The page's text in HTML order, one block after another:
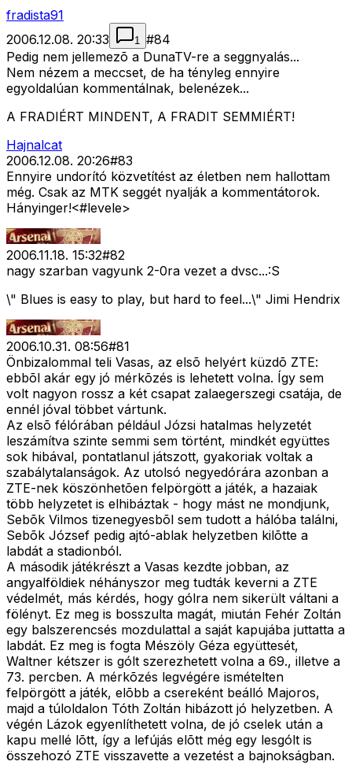
fradista91
2006.12.08. 20:33
1 #84
Pedig nem jellemezõ a DunaTV-re a seggnyalás...
Nem nézem a meccset, de ha tényleg ennyire
egyoldalúan kommentálnak, belenézek...
A FRADIÉRT MINDENT, A FRADIT SEMMIÉRT!
Hajnalcat
2006.12.08. 20:26#83
Ennyire undorító közvetítést az életben nem hallottam
még. Csak az MTK seggét nyalják a kommentátorok.
Hányinger!<#levele>
2006.11.18. 15:32#82
nagy szarban vagyunk 2-0ra vezet a dvsc...:S
\" Blues is easy to play, but hard to feel...\" Jimi Hendrix
2006.10.31. 08:56#81
Önbizalommal teli Vasas, az elsõ helyért küzdõ ZTE:
ebbõl akár egy jó mérkõzés is lehetett volna. Így sem
volt nagyon rossz a két csapat zalaegerszegi csatája, de
ennél jóval többet vártunk.
Az elsõ félórában például Józsi hatalmas helyzetét
leszámítva szinte semmi sem történt, mindkét együttes
sok hibával, pontatlanul játszott, gyakoriak voltak a
szabálytalanságok. Az utolsó negyedórára azonban a
ZTE-nek köszönhetõen felpörgött a játék, a hazaiak
több helyzetet is elhibáztak - hogy mást ne mondjunk,
Sebõk Vilmos tizenegyesbõl sem tudott a hálóba találni,
Sebõk József pedig ajtó-ablak helyzetben kilõtte a
labdát a stadionból.
A második játékrészt a Vasas kezdte jobban, az
angyalföldiek néhányszor meg tudták keverni a ZTE
védelmét, más kérdés, hogy gólra nem sikerült váltani a
fölényt. Ez meg is bosszulta magát, miután Fehér Zoltán
egy balszerencsés mozdulattal a saját kapujába juttatta a
labdát. Ez meg is fogta Mészöly Géza együttesét,
Waltner kétszer is gólt szerezhetett volna a 69., illetve a
73. percben. A mérkõzés legvégére ismételten
felpörgött a játék, elõbb a csereként beálló Majoros,
majd a túloldalon Tóth Zoltán hibázott jó helyzetben. A
végén Lázok egyenlíthetett volna, de jó cselek után a
kapu mellé lõtt, így a lefújás elõtt még egy lesgólt is
összehozó ZTE visszavette a vezetést a bajnokságban.